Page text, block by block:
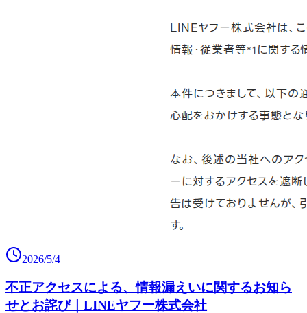
2026/5/4
不正アクセスによる、情報漏えいに関するお知ら
せとお詫び｜LINEヤフー株式会社